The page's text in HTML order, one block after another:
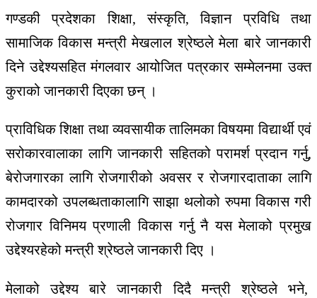
गण्डकी प्रदेशका शिक्षा,संस्कृति,विज्ञान प्रविधि
तथा
सामाजिक विकास मन्त्री मेखलाल श्रेष्ठले मेला बारेजानकारी
दिने उद्देश्यसहित मंगलवार आयोजित पत्रकार सम्मेलनमा उक्त
कुराकोजानकारी दिएका छन् ।
प्राविधिक शिक्षा तथा व्यवसायीक तालिमका विषयमा विद्यार्थी एवं
सरोकारवालाका लागि जानकारी सहितको परामर्श प्रदान गर्नु,
बेरोजगारका लागि रोजगारीको अवसर र रोजगारदाताका लागि
कामदारको उपलब्धताकालागि साझा थलोको रुपमा विकास गरी
रोजगार विनिमय प्रणाली विकास गर्नु नै यस मेलाकोप्रमुख
उद्देश्यरहेको मन्त्री श्रेष्ठले जानकारी दिए ।
मेलाको उद्देश्य बारे जानकारी दिदै मन्त्री श्रेष्ठले भने,